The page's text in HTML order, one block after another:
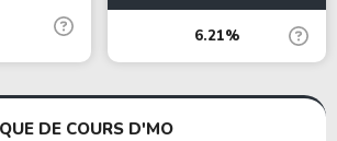
6.21%
DE COURS D'MO